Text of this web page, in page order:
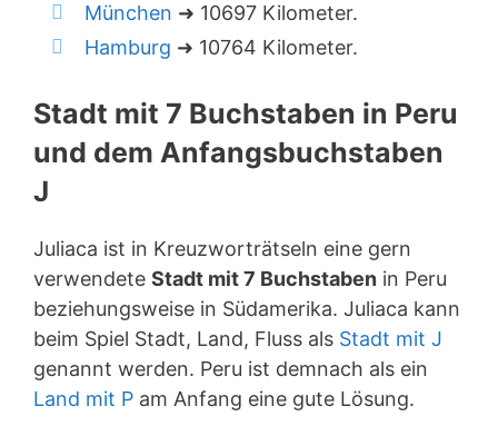
München ➜ 10697 Kilometer.
Hamburg ➜ 10764 Kilometer.
Stadt mit 7 Buchstaben in Peru
und dem Anfangsbuchstaben
J
Juliaca ist in Kreuzworträtseln eine gern
verwendete Stadt mit 7 Buchstaben in Peru
beziehungsweise in Südamerika. Juliaca kann
beim Spiel Stadt, Land, Fluss als Stadt mit J
genannt werden. Peru ist demnach als ein
Land mit P am Anfang eine gute Lösung.